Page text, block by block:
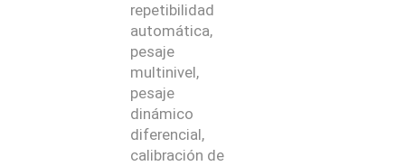
repetibilidad
automática,
pesaje
multinivel,
pesaje
dinámico
diferencial,
calibración de